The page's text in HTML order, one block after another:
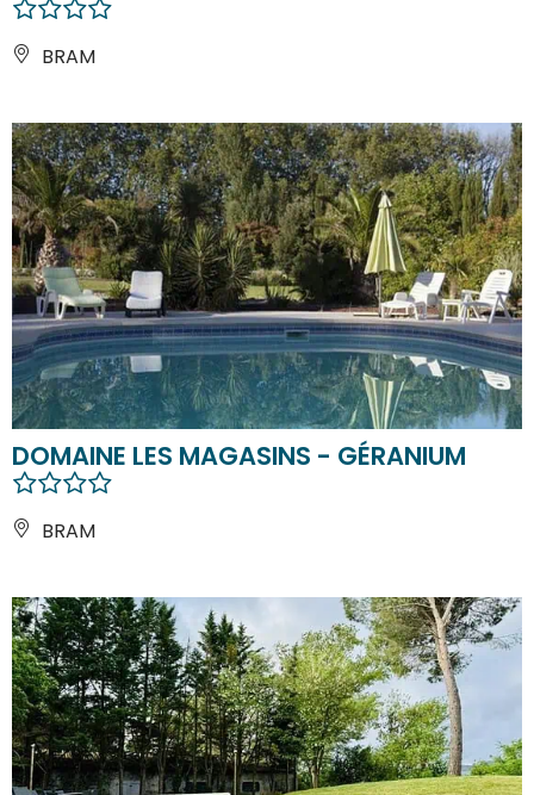
BRAM
DOMAINE LES MAGASINS - GÉRANIUM
BRAM